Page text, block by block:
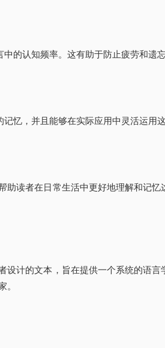
的认知频率。这有助于防止疲劳和遗忘
忆，并且能够在实际应用中灵活运用这
助读者在日常生活中更好地理解和记
设计的文本，旨在提供一个系统的语
。